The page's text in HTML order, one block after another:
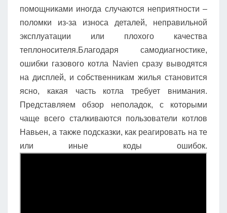
помощниками иногда случаются неприятности –
поломки из-за износа деталей, неправильной
эксплуатации или плохого качества
теплоносителя.Благодаря самодиагностике,
ошибки газового котла Navien сразу выводятся
на дисплей, и собственникам жилья становится
ясно, какая часть котла требует внимания.
Представляем обзор неполадок, с которыми
чаще всего сталкиваются пользователи котлов
Навьен, а также подсказки, как реагировать на те
или иные коды ошибок.